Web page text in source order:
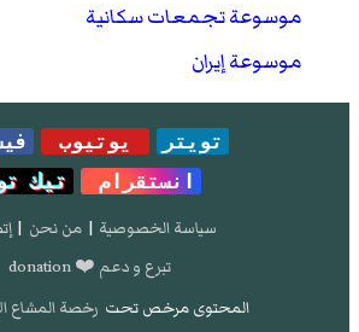
موسوعة تجمعات سكانية
موسوعة إيران
تويتر يوتيوب
انستقرام
تيك
سياسة الخصوصية | من نحن |
تبرع و دعم ❤️ donation
المحتوى مرخص تحت رخصة المشاع